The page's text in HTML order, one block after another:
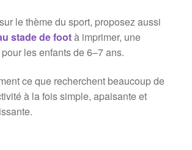
le thème du sport, proposez aussi
stade de footà imprimer, une
les enfants de 6–7 ans.
ce que recherchent beaucoup de
à la fois simple, apaisante et